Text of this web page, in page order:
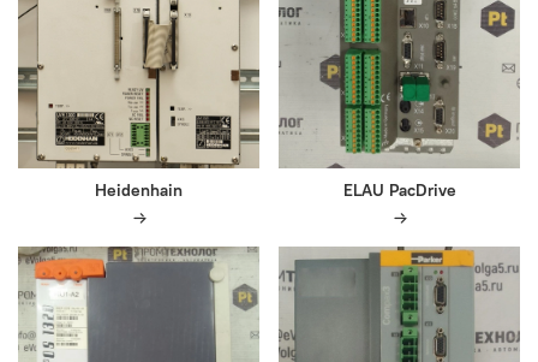
Heidenhain ELAU PacDrive